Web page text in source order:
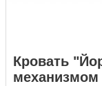
Кровать
механизмом